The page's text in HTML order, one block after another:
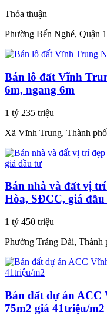
Thỏa thuận
Phường Bến Nghé, Quận
Bán lô đất Vĩnh
6m, ngang 6m
1 tỷ 235 triệu
Xã Vĩnh Trung, Thành
Bán nhà và đất vị
Hòa, SĐCC, giá
1 tỷ 450 triệu
Phường Trảng Dài,
Bán đất dự án ACC
75m2 giá 41triệu/m2